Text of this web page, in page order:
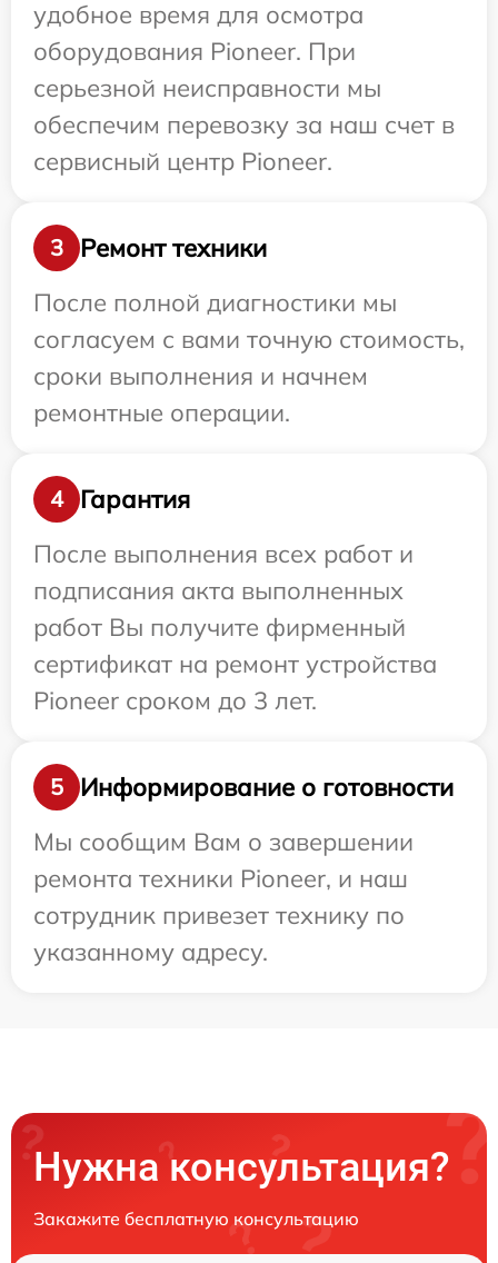
удобное время для осмотра
оборудования Pioneer. При
серьезной неисправности мы
обеспечим перевозку за наш счет в
сервисный центр Pioneer.
3
Ремонт техники
После полной диагностики мы
согласуем с вами точную стоимость,
сроки выполнения и начнем
ремонтные операции.
4
Гарантия
После выполнения всех работ и
подписания акта выполненных
работ Вы получите фирменный
сертификат на ремонт устройства
Pioneer сроком до 3 лет.
5
Информирование о готовности
Мы сообщим Вам о завершении
ремонта техники Pioneer, и наш
сотрудник привезет технику по
указанному адресу.
Нужна консультация?
Закажите бесплатную консультацию